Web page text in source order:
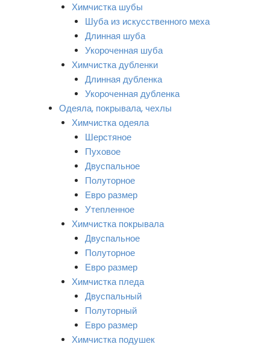
Химчистка шубы
Шуба из искусственного меха
Длинная шуба
Укороченная шуба
Химчистка дубленки
Длинная дубленка
Укороченная дубленка
Одеяла, покрывала, чехлы
Химчистка одеяла
Шерстяное
Пуховое
Двуспальное
Полуторное
Евро размер
Утепленное
Химчистка покрывала
Двуспальное
Полуторное
Евро размер
Химчистка пледа
Двуспальный
Полуторный
Евро размер
Химчистка подушек